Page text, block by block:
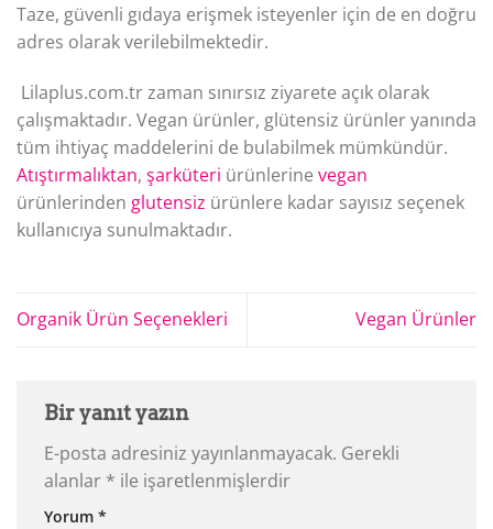
Taze, güvenli gıdaya erişmek isteyenler için de en doğru
adres olarak verilebilmektedir.
Lilaplus.com.tr zaman sınırsız ziyarete açık olarak
çalışmaktadır. Vegan ürünler, glütensiz ürünler yanında
tüm ihtiyaç maddelerini de bulabilmek mümkündür.
Atıştırmalıktan, şarküteri ürünlerine vegan
ürünlerinden glutensiz ürünlere kadar sayısız seçenek
kullanıcıya sunulmaktadır.
Organik Ürün Seçenekleri Vegan Ürünler
Bir yanıt yazın
E-posta adresiniz yayınlanmayacak. Gerekli
alanlar * ile işaretlenmişlerdir
Yorum *